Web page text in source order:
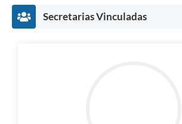
Secretarias Vinculadas